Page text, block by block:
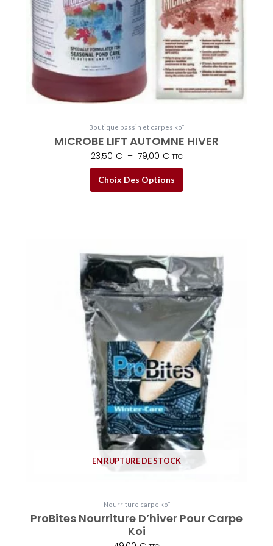
Boutique bassin et carpes koï
MICROBE LIFT AUTOMNE HIVER
23,50 € – 79,00 € TTC
Choix Des Options
choisies
sur
la
page
du
produit
EN RUPTURE DE STOCK
Nourriture carpe koï
ProBites Nourriture D’hiver Pour Carpe
Koi